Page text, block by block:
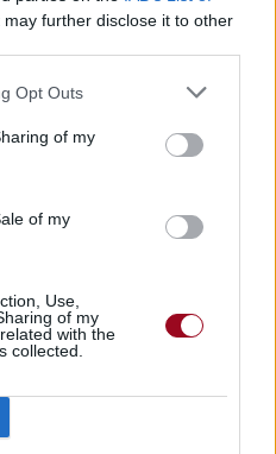
may further disclose it to other
Opt Outs
of my
of my
Use,
of my
with the
collected.